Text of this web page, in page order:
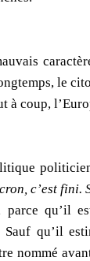
le
coup,
c’est fini.
parce qu’il
qu’il
nommé